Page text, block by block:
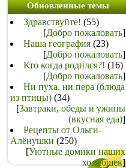
Обновленные темы
Здравствуйте! (55)
[Добро пожаловать]
Наша география (23)
[Добро пожаловать]
Кто когда родился?! (16)
[Добро пожаловать]
Ни пуха, ни пера (блюда
из птицы) (34)
[Завтраки, обеды и ужины
(вкусная еда)]
Рецепты от Ольги-
Алёнушки (250)
[Уютные домики наших
хозяюшек]